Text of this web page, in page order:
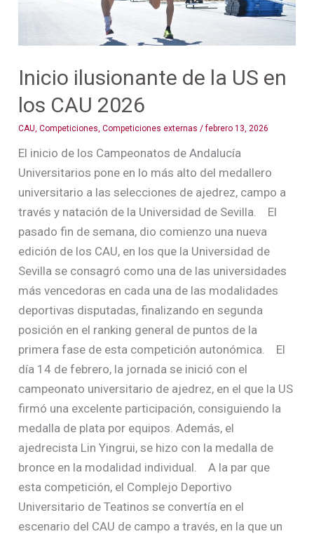
Inicio ilusionante de la US en
los CAU 2026
CAU ,Competiciones ,Competiciones externas /febrero 13, 2026
El inicio de los Campeonatos de Andalucía
Universitarios pone en lo más alto del medallero
universitario a las selecciones de ajedrez, campo a
través y natación de la Universidad de Sevilla. El
pasado fin de semana, dio comienzo una nueva
edición de los CAU, en los que la Universidad de
Sevilla se consagró como una de las universidades
más vencedoras en cada una de las modalidades
deportivas disputadas, finalizando en segunda
posición en el ranking general de puntos de la
primera fase de esta competición autonómica. El
día 14 de febrero, la jornada se inició con el
campeonato universitario de ajedrez, en el que la US
firmó una excelente participación, consiguiendo la
medalla de plata por equipos. Además, el
ajedrecista Lin Yingrui, se hizo con la medalla de
bronce en la modalidad individual. A la par que
esta competición, el Complejo Deportivo
Universitario de Teatinos se convertía en el
escenario del CAU de campo a través, en la que un